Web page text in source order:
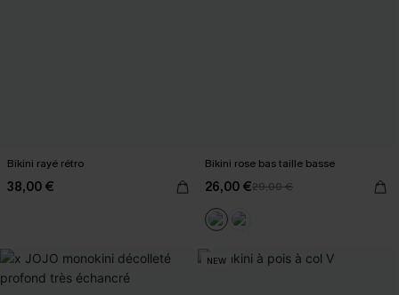
Bikini rayé rétro
38,00 €
Bikini rose bas taille basse
26,00 €29,00 €
NEW